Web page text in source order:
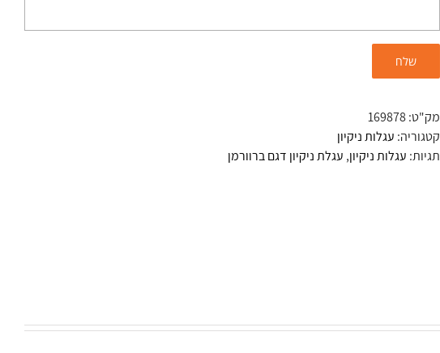
מק"ט:169878
קטגוריה: עגלות ניקיון
תגיות: עגלות ניקיון, עגלת ניקיון דגם ברוורמן